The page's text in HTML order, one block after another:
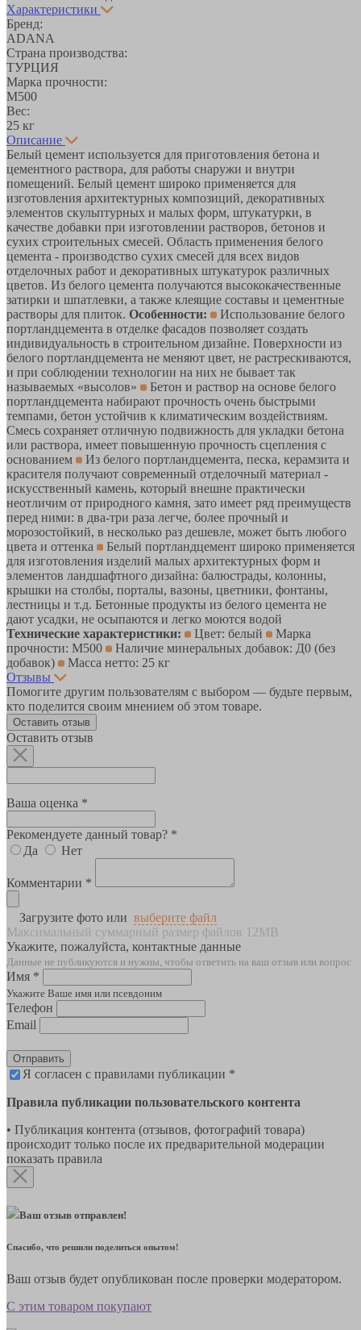
Характеристики
Бренд:
ADANA
Страна производства:
ТУРЦИЯ
Марка прочности:
М500
Вес:
25 кг
Описание
Белый цемент используется для приготовления бетона и
цементного раствора, для работы снаружи и внутри
помещений. Белый цемент широко применяется для
изготовления архитектурных композиций, декоративных
элементов скульптурных и малых форм, штукатурки, в
качестве добавки при изготовлении растворов, бетонов и
сухих строительных смесей. Область применения белого
цемента - производство сухих смесей для всех видов
отделочных работ и декоративных штукатурок различных
цветов. Из белого цемента получаются высококачественные
затирки и шпатлевки, а также клеящие составы и цементные
растворы для плиток. Особенности:
Использование белого
портландцемента в отделке фасадов позволяет создать
индивидуальность в строительном дизайне. Поверхности из
белого портландцемента не меняют цвет, не растрескиваются,
и при соблюдении технологии на них не бывает так
называемых «высолов»
Бетон и раствор на основе белого
портландцемента набирают прочность очень быстрыми
темпами, бетон устойчив к климатическим воздействиям.
Смесь сохраняет отличную подвижность для укладки бетона
или раствора, имеет повышенную прочность сцепления с
основанием
Из белого портландцемента, песка, керамзита и
красителя получают современный отделочный материал -
искусственный камень, который внешне практически
неотличим от природного камня, зато имеет ряд преимуществ
перед ними: в два-три раза легче, более прочный и
морозостойкий, в несколько раз дешевле, может быть любого
цвета и оттенка
Белый портландцемент широко применяется
для изготовления изделий малых архитектурных форм и
элементов ландшафтного дизайна: балюстрады, колонны,
крышки на столбы, порталы, вазоны, цветники, фонтаны,
лестницы и т.д. Бетонные продукты из белого цемента не
дают усадки, не осыпаются и легко моются водой
Технические характеристики:
Цвет: белый
Марка
прочности: М500
Наличие минеральных добавок: Д0 (без
добавок)
Масса нетто: 25 кг
Отзывы
Помогите другим пользователям с выбором — будьте первым,
кто поделится своим мнением об этом товаре.
Оставить отзыв
Оставить отзыв
Ваша оценка *
Рекомендуете данный товар? *
Да
Нет
Комментарии *
Загрузите фото или выберите файл
Максимальный суммарный размер файлов 12MB
Укажите, пожалуйста, контактные данные
Данные не публикуются и нужны, чтобы ответить на ваш отзыв или вопрос
Имя *
Укажите Ваше имя или псевдоним
Телефон
Email
Отправить
Я согласен с правилами публикации *
Правила публикации пользовательского контента
• Публикация контента (отзывов, фотографий товара)
происходит только после их предварительной модерации
показать правила
Ваш отзыв отправлен!
Спасибо, что решили поделиться опытом!
Ваш отзыв будет опубликован после проверки модератором.
С этим товаром покупают